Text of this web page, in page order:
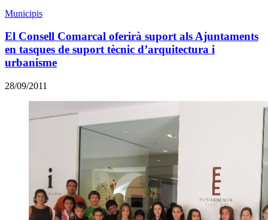
Municipis
El Consell Comarcal oferirà suport als Ajuntaments
en tasques de suport tècnic d’arquitectura i
urbanisme
28/09/2011